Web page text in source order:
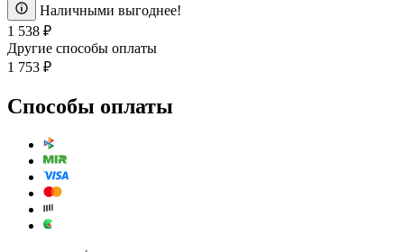
Наличными выгоднее!
1 538 ₽
Другие способы оплаты
1 753 ₽
Способы оплаты